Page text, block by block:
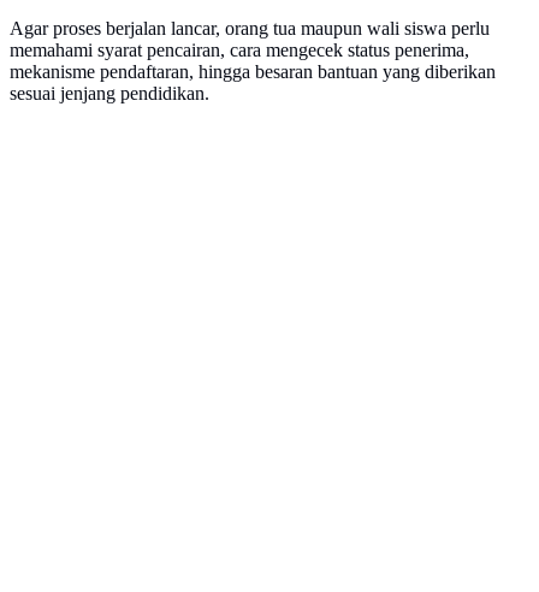
Agar proses berjalan lancar, orang tua maupun wali siswa perlu
memahami syarat pencairan, cara mengecek status penerima,
mekanisme pendaftaran, hingga besaran bantuan yang diberikan
sesuai jenjang pendidikan.